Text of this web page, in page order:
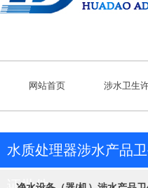
网站首页 涉水卫生
水质处理器涉水产品